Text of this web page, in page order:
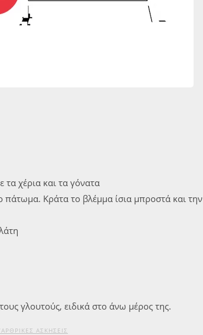
τα χέρια και τα γόνατα
πάτωμα. Κράτα το βλέμμα ίσια μπροστά και την
γλουτούς, ειδικά στο άνω μέρος της.
ΑΣΚΉΣΕΙΣ